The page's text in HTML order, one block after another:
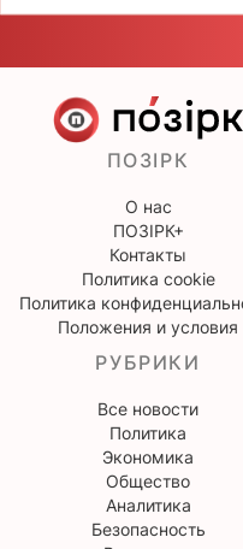
ПОЗІРК
О нас
ПОЗІРК+
Контакты
Политика cookie
Политика
Положения и условия
РУБРИКИ
Все новости
Политика
Экономика
Общество
Аналитика
Безопасность